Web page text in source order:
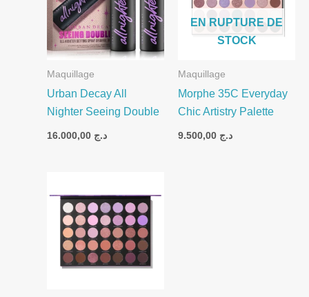
Maquillage
Urban Decay All
Nighter Seeing Double
د.ج
EN RUPTURE DE
STOCK
Maquillage
Morphe 35C Everyday
Chic Artistry Palette
د.ج